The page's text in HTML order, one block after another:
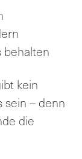
behalten
kein
sein – denn
die